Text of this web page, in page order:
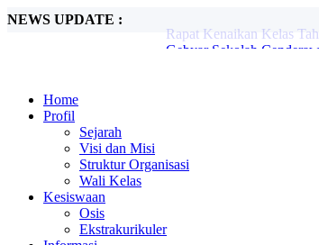
NEWS UPDATE :
Gebyar Sekolah
Rapat Kenaikan Kelas
Home
Profil
Sejarah
Visi dan Misi
Struktur Organisasi
Wali Kelas
Kesiswaan
Osis
Ekstrakurikuler